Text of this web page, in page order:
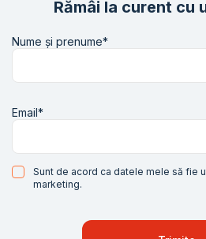
Rămâi la curent cu
Nume și prenume*
Email*
Sunt de acord ca datele mele să fie
marketing.